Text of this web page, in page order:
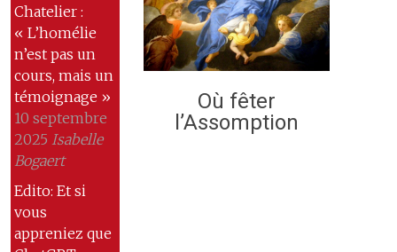
Chatelier :
« L’homélie
n’est pas un
cours, mais un
témoignage »
10 septembre
2025 Isabelle
Bogaert
Edito: Et si
vous
appreniez que
Où fêter
l’Assomption